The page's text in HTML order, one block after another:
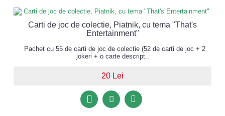
Carti de joc de colectie, Piatnik, cu tema "That's
Entertainment"
Pachet cu 55 de carti de joc de colectie (52 de carti de joc + 2
jokeri + o carte descript..
20 Lei